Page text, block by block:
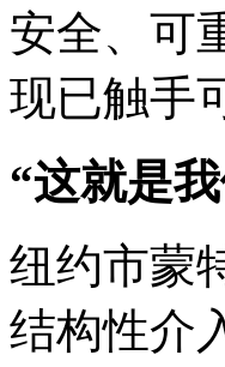
安全、可
现已触手
“这就是
纽约市蒙
结构性介